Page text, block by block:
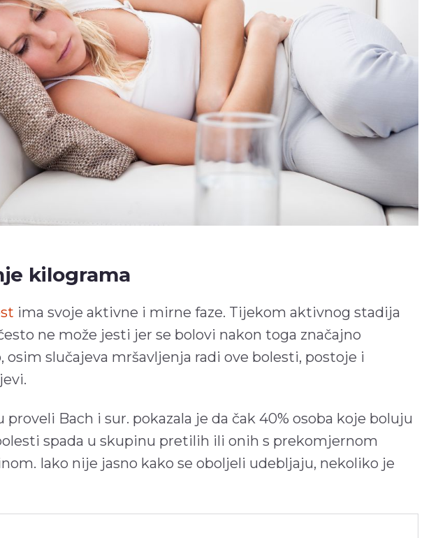
kilograma
ima svoje aktivne i mirne faze. Tijekom aktivnog stadija
ne može jesti jer se bolovi nakon toga značajno
osim slučajeva mršavljenja radi ove bolesti, postoje i
proveli Bach i sur. pokazala je da čak 40% osoba koje boluju
spada u skupinu pretilih ili onih s prekomjernom
Iako nije jasno kako se oboljeli udebljaju, nekoliko je